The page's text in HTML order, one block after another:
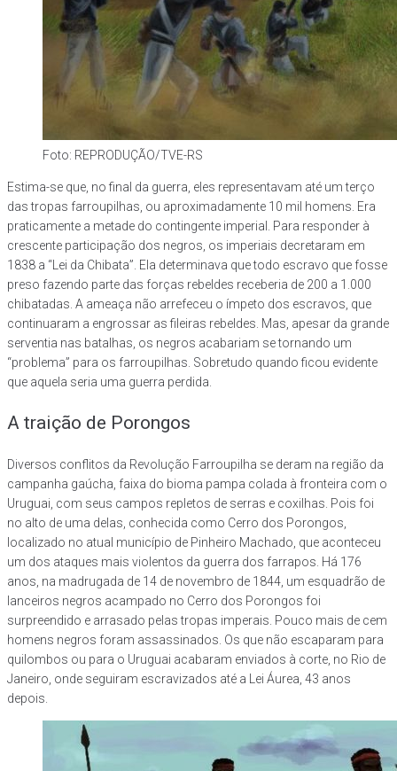
Foto: REPRODUÇÃO/TVE-RS
Estima-se que, no final da guerra, eles representavam até um terço
das tropas farroupilhas, ou aproximadamente 10 mil homens. Era
praticamente a metade do contingente imperial. Para responder à
crescente participação dos negros, os imperiais decretaram em
1838 a “Lei da Chibata”. Ela determinava que todo escravo que fosse
preso fazendo parte das forças rebeldes receberia de 200 a 1.000
chibatadas. A ameaça não arrefeceu o ímpeto dos escravos, que
continuaram a engrossar as fileiras rebeldes. Mas, apesar da grande
serventia nas batalhas, os negros acabariam se tornando um
“problema” para os farroupilhas. Sobretudo quando ficou evidente
que aquela seria uma guerra perdida.
A traição de Porongos
Diversos conflitos da Revolução Farroupilha se deram na região da
campanha gaúcha, faixa do bioma pampa colada à fronteira com o
Uruguai, com seus campos repletos de serras e coxilhas. Pois foi
no alto de uma delas, conhecida como Cerro dos Porongos,
localizado no atual município de Pinheiro Machado, que aconteceu
um dos ataques mais violentos da guerra dos farrapos. Há 176
anos, na madrugada de 14 de novembro de 1844, um esquadrão de
lanceiros negros acampado no Cerro dos Porongos foi
surpreendido e arrasado pelas tropas imperais. Pouco mais de cem
homens negros foram assassinados. Os que não escaparam para
quilombos ou para o Uruguai acabaram enviados à corte, no Rio de
Janeiro, onde seguiram escravizados até a Lei Áurea, 43 anos
depois.